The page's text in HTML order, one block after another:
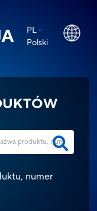
PL -
Polski
numer